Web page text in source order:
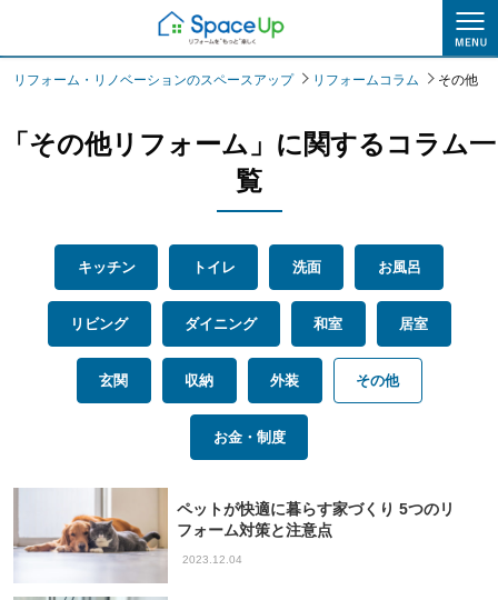
リフォームコラム
リフォーム・リノベーションのスペースアップ リフォームコラム その他
「その他リフォーム」に関するコラム一
覧
キッチン トイレ 洗面 お風呂
リビング ダイニング 和室 居室
玄関 収納 外装 その他
お金・制度
ペットが快適に暮らす家づくり 5つのリ
フォーム対策と注意点
2023.12.04